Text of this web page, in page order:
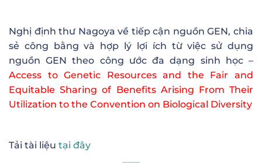
Nghị định thư Nagoya về tiếp cận nguồn GEN, chia
sẻ công bằng và hợp lý lợi ích từ việc sử dụng
nguồn GEN theo công ước đa dạng sinh học –
Access to Genetic Resources and the Fair and
Equitable Sharing of Benefits Arising From Their
Utilization to the Convention on Biological Diversity
Tải tài liệu tại đây